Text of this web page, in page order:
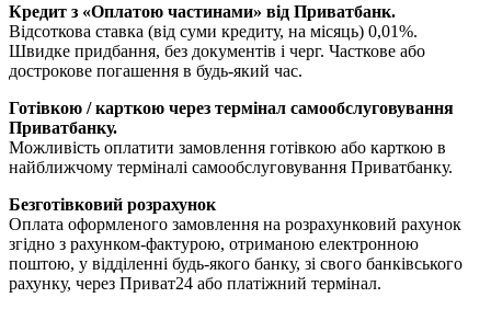
Кредит з «Оплатою частинами» від Приватбанк.
Відсоткова ставка (від суми кредиту, на місяць) 0,01%.
Швидке придбання, без документів і черг. Часткове або
дострокове погашення в будь-який час.
Готівкою / карткою через термінал самообслуговування
Приватбанку.
Можливість оплатити замовлення готівкою або карткою в
найближчому терміналі самообслуговування Приватбанку.
Безготівковий розрахунок
Оплата оформленого замовлення на розрахунковий рахунок
згідно з рахунком-фактурою, отриманою електронною
поштою, у відділенні будь-якого банку, зі свого банківського
рахунку, через Приват24 або платіжний термінал.